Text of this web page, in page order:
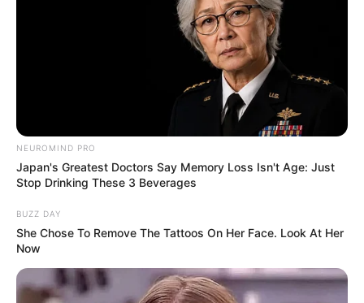
NEUROMIND PRO
Japan's Greatest Doctors Say Memory Loss Isn't Age: Just
Stop Drinking These 3 Beverages
BUZZ DAY
She Chose To Remove The Tattoos On Her Face. Look At Her
Now